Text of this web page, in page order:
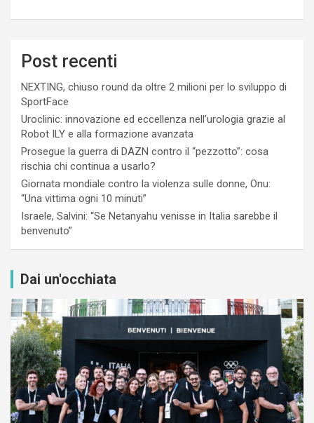
Post recenti
NEXTING, chiuso round da oltre 2 milioni per lo sviluppo di
SportFace
Uroclinic: innovazione ed eccellenza nell’urologia grazie al
Robot ILY e alla formazione avanzata
Prosegue la guerra di DAZN contro il “pezzotto”: cosa
rischia chi continua a usarlo?
Giornata mondiale contro la violenza sulle donne, Onu:
“Una vittima ogni 10 minuti”
Israele, Salvini: “Se Netanyahu venisse in Italia sarebbe il
benvenuto”
Dai un'occhiata